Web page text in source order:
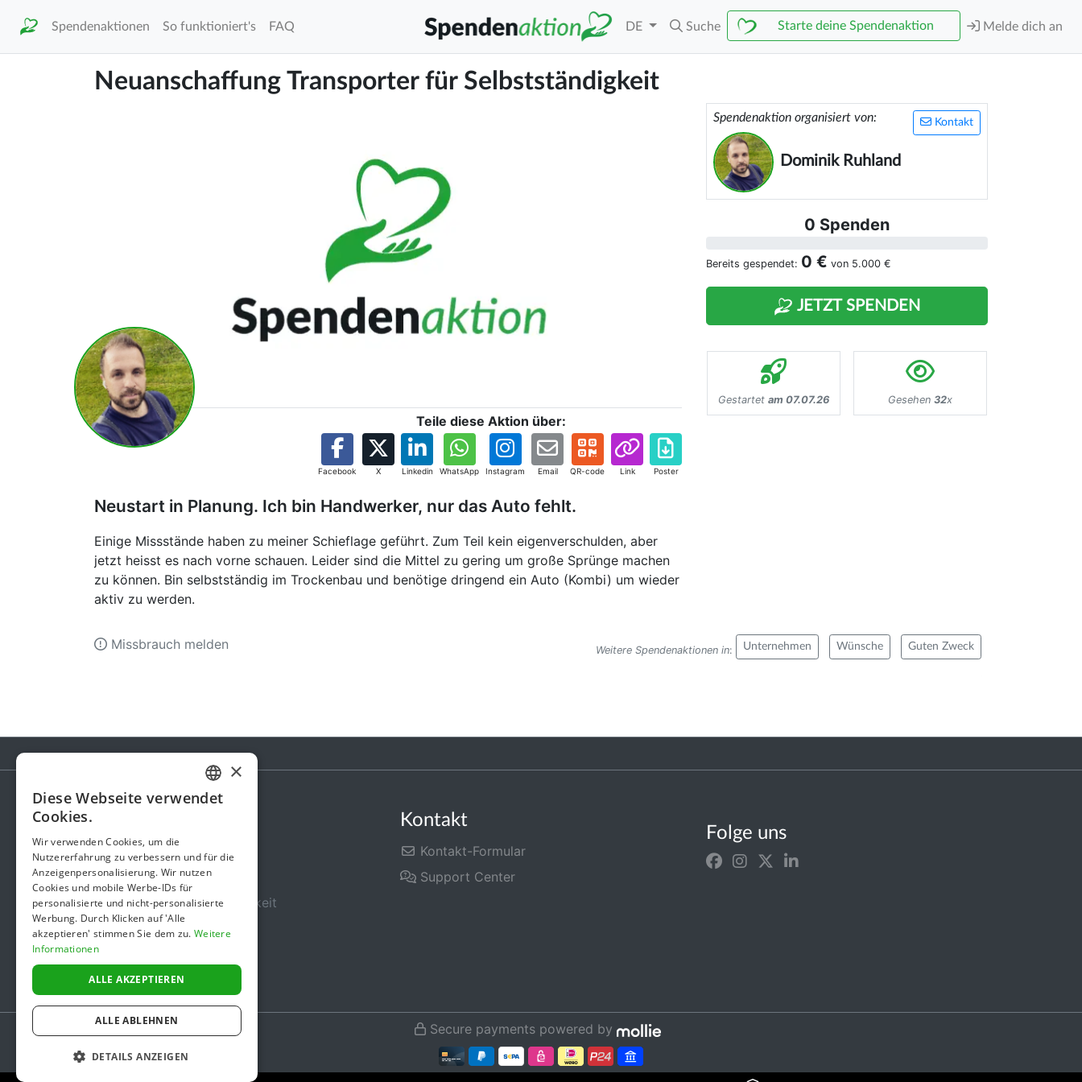
Spendenaktionen So funktioniert's FAQ DE Suche Starte deine Spendenaktion Melde dich an
Neuanschaffung Transporter für Selbstständigkeit
Teile diese Aktion über:
Facebook X Linkedin WhatsApp Instagram Email QR-code Link Poster
Neustart in Planung. Ich bin Handwerker, nur das Auto fehlt.
Einige Missstände haben zu meiner Schieflage geführt. Zum Teil kein eigenverschulden, aber
jetzt heisst es nach vorne schauen. Leider sind die Mittel zu gering um große Sprünge machen
zu können. Bin selbstständig im Trockenbau und benötige dringend ein Auto (Kombi) um wieder
aktiv zu werden.
Kontakt
Spendenaktion organisiert von:
Dominik Ruhland
0 Spenden
Bereits gespendet: 0 € von 5.000 €
JETZT SPENDEN
Gestartet am 07.07.26 Gesehen 32x
Weitere Spendenaktionen in: Unternehmen Wünsche Guten Zweck
Missbrauch melden
Gebühren
Über uns
Sicherheit und Zuverlässigkeit
Nutzungsbedingungen
Datenschutz
Impressum
Kontakt
Kontakt-Formular
Support Center
Folge uns
Secure payments powered by
GERMAN
×
Diese Webseite verwendet
Cookies.
Wir verwenden Cookies, um die
Nutzererfahrung zu verbessern und für die
Anzeigenpersonalisierung. Wir nutzen
Cookies und mobile Werbe-IDs für
personalisierte und nicht-personalisierte
Werbung. Durch Klicken auf 'Alle
akzeptieren' stimmen Sie dem zu. Weitere
Informationen
ALLE AKZEPTIEREN
ALLE ABLEHNEN
DETAILS ANZEIGEN